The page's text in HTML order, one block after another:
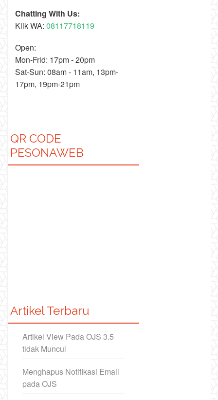
Chatting With Us:
Klik WA: 08117718119
Open:
Mon-Frid: 17pm - 20pm
Sat-Sun: 08am - 11am, 13pm-
17pm, 19pm-21pm
QR CODE
PESONAWEB
Artikel Terbaru
Artikel View Pada OJS 3.5
tidak Muncul
Menghapus Notifikasi Email
pada OJS